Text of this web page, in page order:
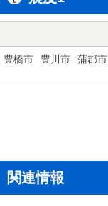
豊橋市 豊川市 蒲郡市
関連情報